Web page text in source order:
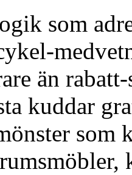
som
än
kuddar
som